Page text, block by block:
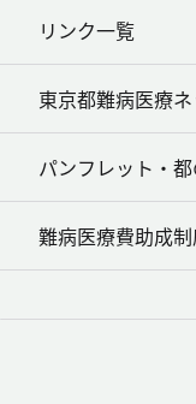
リンク一覧
東京都難病医療
パンフレット・
難病医療費助成